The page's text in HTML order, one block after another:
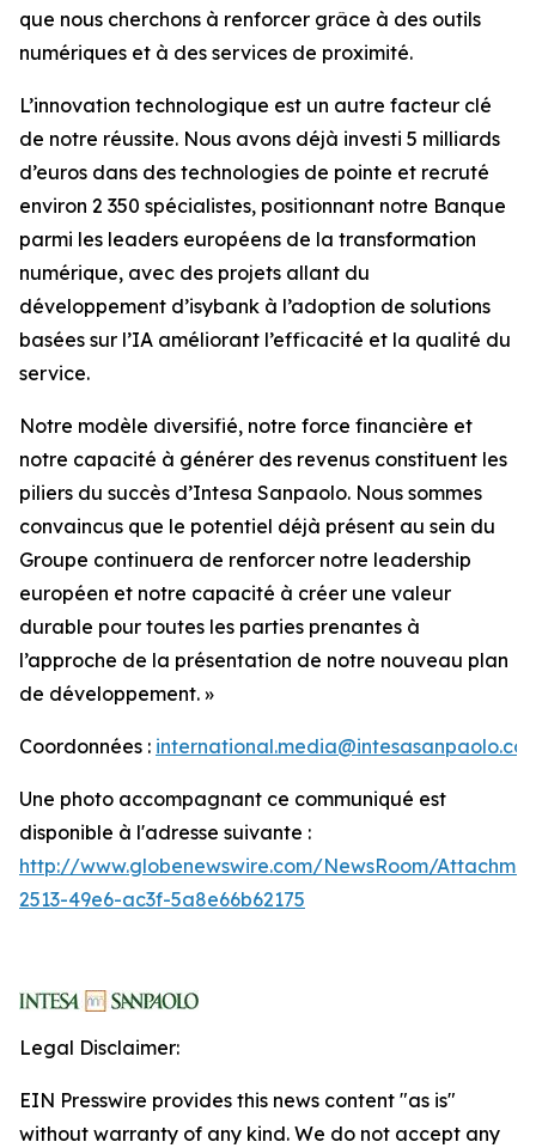
que nous cherchons à renforcer grâce à des outils
numériques et à des services de proximité.
L’innovation technologique est un autre facteur clé
de notre réussite. Nous avons déjà investi 5 milliards
d’euros dans des technologies de pointe et recruté
environ 2 350 spécialistes, positionnant notre Banque
parmi les leaders européens de la transformation
numérique, avec des projets allant du
développement d’isybank à l’adoption de solutions
basées sur l’IA améliorant l’efficacité et la qualité du
service.
Notre modèle diversifié, notre force financière et
notre capacité à générer des revenus constituent les
piliers du succès d’Intesa Sanpaolo. Nous sommes
convaincus que le potentiel déjà présent au sein du
Groupe continuera de renforcer notre leadership
européen et notre capacité à créer une valeur
durable pour toutes les parties prenantes à
l’approche de la présentation de notre nouveau plan
de développement. »
Coordonnées :
Une photo accompagnant ce communiqué est
disponible à l'adresse suivante :
http://www.globenewswire.com/NewsRoom/
2513-49e6-ac3f-5a8e66b62175
Legal Disclaimer:
EIN Presswire provides this news content "as is"
without warranty of any kind. We do not accept any